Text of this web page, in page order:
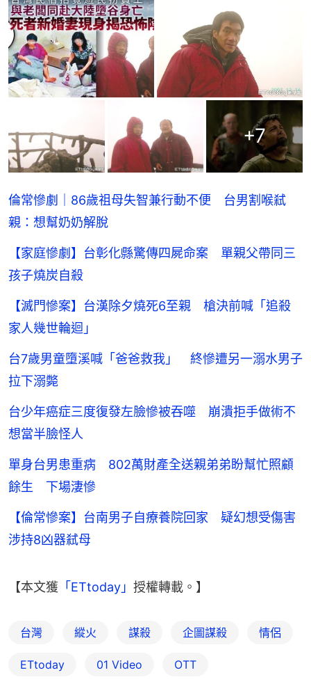
+7
倫常慘劇｜86歲祖母失智兼行動不便 台男割喉弒
親：想幫奶奶解脫
【家庭慘劇】台彰化縣驚傳四屍命案 單親父帶同三
孩子燒炭自殺
【滅門慘案】台漢除夕燒死6至親 槍決前喊「追殺
家人幾世輪迴」
台7歲男童墮溪喊「爸爸救我」 終慘遭另一溺水男子
拉下溺斃
台少年癌症三度復發左臉慘被吞噬 崩潰拒手做術不
想當半臉怪人
單身台男患重病 802萬財產全送親弟弟盼幫忙照顧
餘生 下場淒慘
【倫常慘案】台南男子自療養院回家 疑幻想受傷害
涉持8凶器弒母
【本文獲 「ETtoday」 授權轉載。】
台灣 縱火 謀殺 企圖謀殺 情侶
ETtoday 01 Video OTT